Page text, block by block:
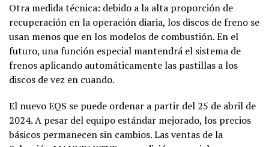
Otra medida técnica: debido a la alta proporción de
recuperación en la operación diaria, los discos de freno se
usan menos que en los modelos de combustión. En el
futuro, una función especial mantendrá el sistema de
frenos aplicando automáticamente las pastillas a los
discos de vez en cuando.
El nuevo EQS se puede ordenar a partir del 25 de abril de
2024. A pesar del equipo estándar mejorado, los precios
básicos permanecen sin cambios. Las ventas de la